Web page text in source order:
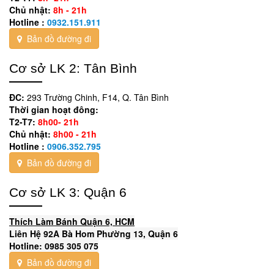
Chủ nhật: 8h - 21h
Hotline : 0932.151.911
Bản đồ đường đi
Cơ sở LK 2: Tân Bình
ĐC: 293 Trường Chinh, F14, Q. Tân Bình
Thời gian hoạt đông:
T2-T7: 8h00- 21h
Chủ nhật: 8h00 - 21h
Hotline : 0906.352.795
Bản đồ đường đi
Cơ sở LK 3: Quận 6
Thích Làm Bánh Quận 6, HCM
Liên Hệ 92A Bà Hom Phường 13, Quận 6
Hotline: 0985 305 075
Bản đồ đường đi